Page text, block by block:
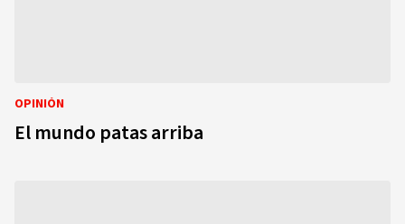
OPINIÓN
El mundo patas arriba